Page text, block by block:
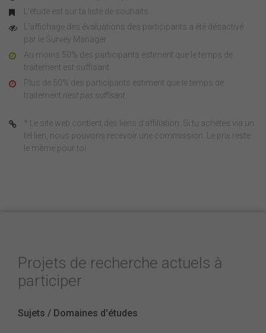
L'étude est sur ta liste de souhaits
L'affichage des évaluations des participants a été désactivé
par le Survey Manager
Au moins 50% des participants estiment que le temps de
traitement est suffisant
Plus de 50% des participants estiment que le temps de
traitement n'est pas suffisant
* Le site web contient des liens d'affiliation. Si tu achètes via un
tel lien, nous pouvons recevoir une commission. Le prix reste
le même pour toi.
Projets de recherche actuels à
participer
Sujets / Domaines d'études